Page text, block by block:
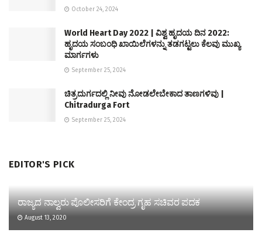
October 24, 2024
World Heart Day 2022 | ವಿಶ್ವ ಹೃದಯ ದಿನ 2022:
ಹೃದಯ ಸಂಬಂಧಿ ಖಾಯಿಲೆಗಳನ್ನು ತಡಗಟ್ಟಲು ಕೆಲವು ಮುಖ್ಯ
ಮಾರ್ಗಗಳು
September 25, 2024
ಚಿತ್ರದುರ್ಗದಲ್ಲಿ ನೀವು ನೋಡಲೇಬೇಕಾದ ತಾಣಗಳಿವು |
Chitradurga Fort
September 25, 2024
EDITOR'S PICK
ರಾಜ್ಯದ ನಾಲ್ವರು ಪೊಲೀಸರಿಗೆ ಕೇಂದ್ರ ಗೃಹ ಸಚಿವರ ಪದಕ
August 13, 2020